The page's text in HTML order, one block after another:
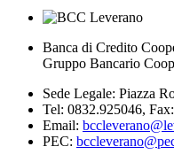
Banca di Credito
Gruppo Bancario
Sede Legale: Piazza
Tel: 0832.925046,
Email:
PEC: